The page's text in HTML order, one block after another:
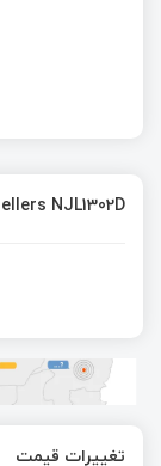
NJL1302D
تغییرات قیمت